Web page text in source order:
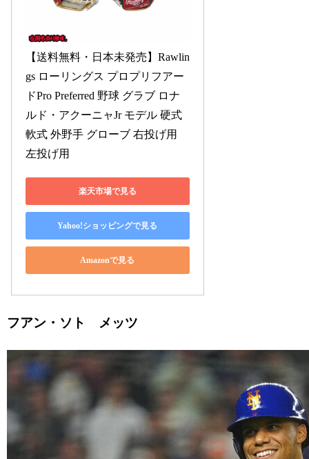
【送料無料・日本未発売】Rawlin
gs ローリングス プロプリフアー
ドPro Preferred 野球 グラブ ロナ
ルド・アクーニャJr モデル 硬式
軟式 外野手 グローブ 右投げ用
左投げ用
楽天市場で見る
Yahoo!ショッピングで見る
Amazonで見る
フアン・ソト メッツ